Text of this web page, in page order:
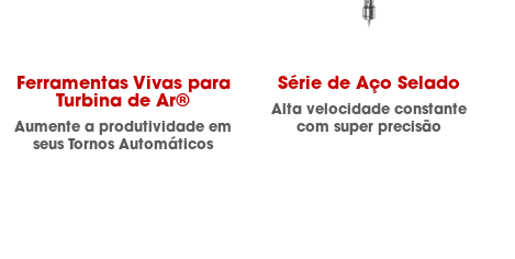
Ferramentas Vivas para
Turbina de Ar®
Aumente a produtividade em
seus Tornos Automáticos
Série de Aço Selado
Alta velocidade constante
com super precisão